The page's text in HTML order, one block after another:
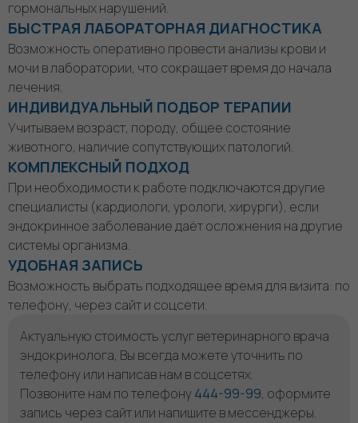
гормональных нарушений.
БЫСТРАЯ ЛАБОРАТОРНАЯ ДИАГНОСТИКА
Возможность оперативно провести анализы крови и
мочи в лаборатории, что сокращает время до начала
лечения.
ИНДИВИДУАЛЬНЫЙ ПОДБОР ТЕРАПИИ
Учитываем возраст, породу, общее состояние
животного, наличие сопутствующих патологий.
КОМПЛЕКСНЫЙ ПОДХОД
При необходимости к работе подключаются другие
специалисты (кардиологи, урологи, хирурги), если
эндокринное заболевание даёт осложнения на другие
системы организма.
УДОБНАЯ ЗАПИСЬ
Возможность выбрать подходящее время для визита: по
телефону, через сайт и соцсети.
Актуальную стоимость услуг ветеринарного врача
эндокринолога, Вы всегда можете уточнить по
телефону или написав нам в соцсетях.
Позвоните нам по телефону444-99-99, оформите
запись через сайт или напишите в мессенджеры.